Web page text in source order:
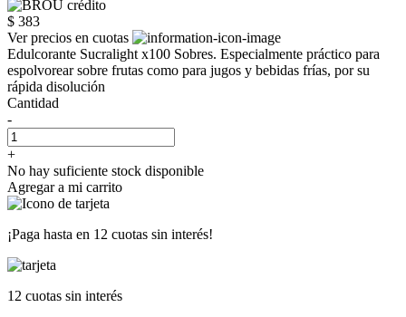
$ 383
Ver precios en cuotas
Edulcorante Sucralight x100 Sobres. Especialmente práctico para
espolvorear sobre frutas como para jugos y bebidas frías, por su
rápida disolución
Cantidad
-
+
No hay suficiente stock disponible
Agregar a mi carrito
¡Paga hasta en 12 cuotas sin interés!
12 cuotas sin interés